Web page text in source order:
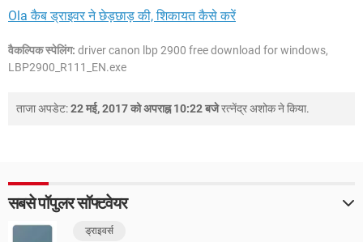
Ola कैब ड्राइवर ने छेड़छाड़ की, शिकायत कैसे करें
वैकल्पिक स्पेलिंग: driver canon lbp 2900 free download for windows,
LBP2900_R111_EN.exe
ताजा अपडेट:22 मई, 2017 को अपराह्न 10:22 बजेरत्नेंद्र अशोकने किया.
सबसे पॉपुलर सॉफ्टवेयर
ड्राइवर्स